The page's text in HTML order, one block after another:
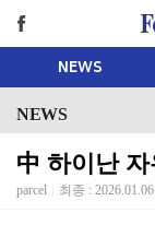
NEWS
NEWS
中 하이난
parcel 최종 :